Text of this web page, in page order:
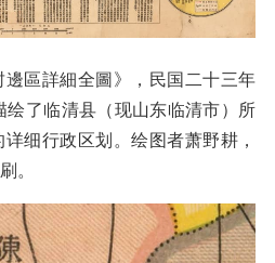
區詳細全圖》，民国二十三年
绘了临清县（现山东临清市）所
细行政区划。绘图者萧野耕，
。